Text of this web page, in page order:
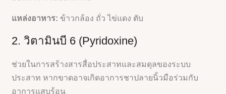
แหล่งอาหาร: ข้าวกล้อง ถั่ว ไข่แดง ตับ
2. วิตามินบี 6 (Pyridoxine)
ช่วยในการสร้างสารสื่อประสาทและสมดุลของระบบ
ประสาท หากขาดอาจเกิดอาการชาปลายนิ้วมือร่วมกับ
อาการแสบร้อน